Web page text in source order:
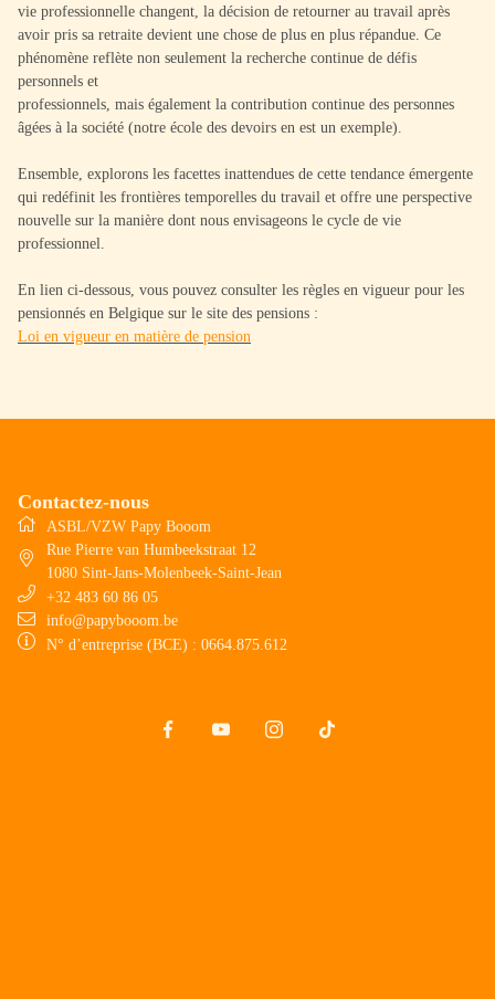
vie professionnelle changent, la décision de retourner au travail après
avoir pris sa retraite devient une chose de plus en plus répandue. Ce
phénomène reflète non seulement la recherche continue de défis
personnels et
professionnels, mais également la contribution continue des personnes
âgées à la société (notre école des devoirs en est un exemple).
Ensemble, explorons les facettes inattendues de cette tendance émergente
qui redéfinit les frontières temporelles du travail et offre une perspective
nouvelle sur la manière dont nous envisageons le cycle de vie
professionnel.
En lien ci-dessous, vous pouvez consulter les règles en vigueur pour les
pensionnés en Belgique sur le site des pensions :
Loi en vigueur en matière de pension
Contactez-nous
ASBL/VZW Papy Booom
Rue Pierre van Humbeekstraat 12
1080 Sint-Jans-Molenbeek-Saint-Jean
+32 483 60 86 05
info@papybooom.be
N° d’entreprise (BCE) : 0664.875.612